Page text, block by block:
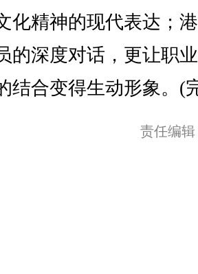
化精神的现代表达；
的深度对话，更让职
结合变得生动形象。(
责任编